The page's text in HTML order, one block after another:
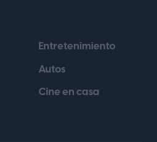
Entretenimiento
Autos
Cine en casa